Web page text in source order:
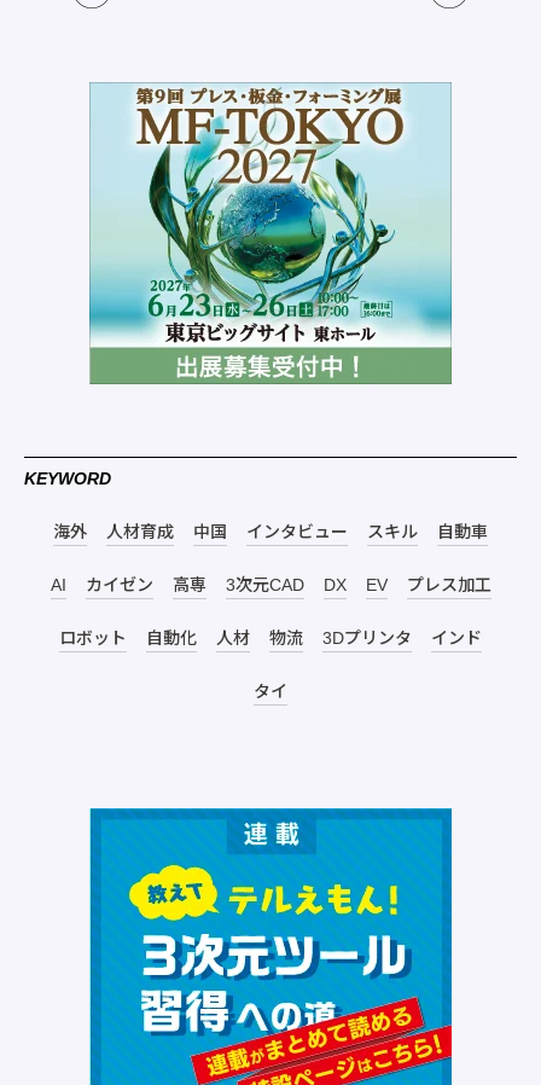
KEYWORD
海外 人材育成 中国 インタビュー スキル 自動車
AI カイゼン 高専 3次元CAD DX EV プレス加工
ロボット 自動化 人材 物流 3Dプリンタ インド
タイ